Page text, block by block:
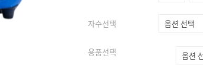
자수선택
용품선택